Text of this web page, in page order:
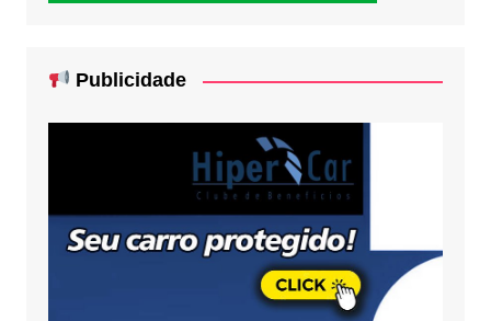
Publicidade